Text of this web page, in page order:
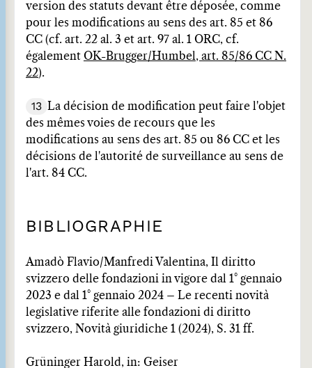
version des statuts devant être déposée, comme
pour les modifications au sens des art. 85 et 86
CC (cf. art. 22 al. 3 et art. 97 al. 1 ORC, cf.
également OK-Brugger/Humbel, art. 85/86 CC N.
22).
13
La décision de modification peut faire l'objet
des mêmes voies de recours que les
modifications au sens des art. 85 ou 86 CC et les
décisions de l'autorité de surveillance au sens de
l'art. 84 CC.
BIBLIOGRAPHIE
Amadò Flavio/Manfredi Valentina, Il diritto
svizzero delle fondazioni in vigore dal 1° gennaio
2023 e dal 1° gennaio 2024 – Le recenti novità
legislative riferite alle fondazioni di diritto
svizzero, Novità giuridiche 1 (2024), S. 31 ff.
Grüninger Harold, in: Geiser